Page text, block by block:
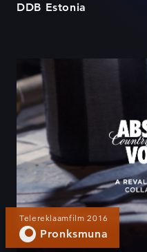
DDB Estonia
Absolut
Edition
Telereklaamfilm 2016
Pronksmuna